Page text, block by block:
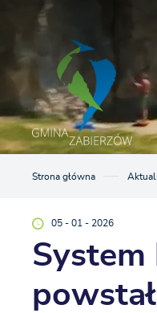
Przejdź do menu.
Przejdź do wyszukiwarki.
Przejdź do treści.
Przejdź do ustawień wielkości czcionki.
Włącz wersję kontrastową strony.
Strona główna
05 - 01 - 2026
System